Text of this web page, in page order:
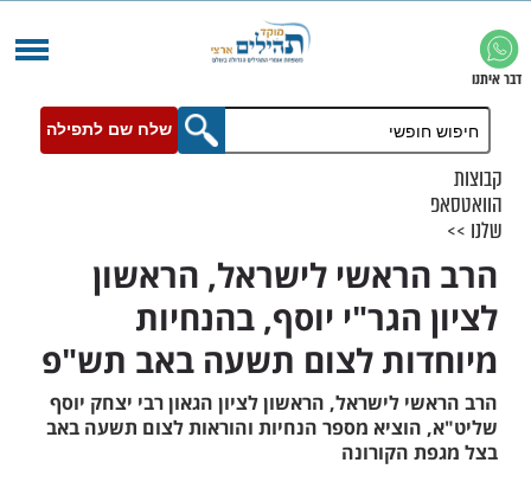
שלח שם לתפילה
לישראל, הראשון
הגר"י יוסף, בהנחיות
לצום תשעה באב תש"פ